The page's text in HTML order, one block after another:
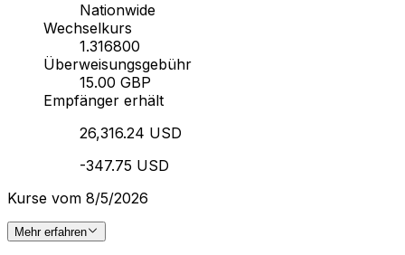
Nationwide
Wechselkurs
1.316800
Überweisungsgebühr
15.00 GBP
Empfänger erhält
26,316.24 USD
-347.75 USD
Kurse vom 8/5/2026
Mehr erfahren